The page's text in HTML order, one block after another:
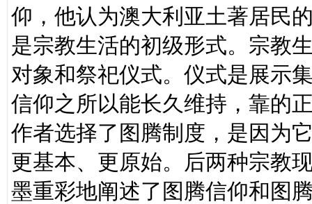
仰，他认为澳大利亚土著居民
是宗教生活的初级形式。宗教
对象和祭祀仪式。仪式是展示
信仰之所以能长久维持，靠的
作者选择了图腾制度，是因为
更基本、更原始。后两种宗教
墨重彩地阐述了图腾信仰和图